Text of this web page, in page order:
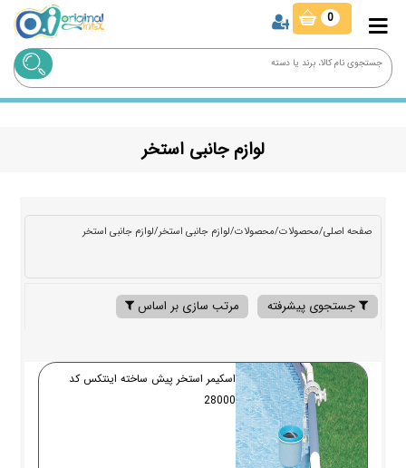
0
لوازم جانبی استخر
صفحه اصلی/محصولات/محصولات/لوازم جانبی استخر/لوازم جانبی استخر
جستجوی پیشرفته مرتب سازی بر اساس
اسکیمر استخر پیش ساخته اینتکس کد
28000